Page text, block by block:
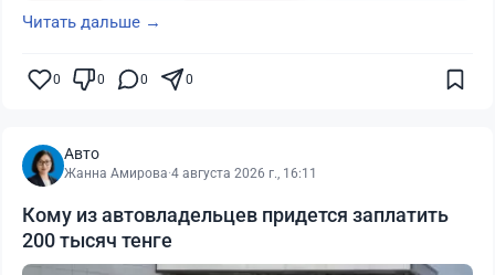
Читать дальше →
0 0 0 0
Авто
Жанна Амирова·4 августа 2026 г., 16:11
Кому из автовладельцев придется заплатить
200 тысяч тенге